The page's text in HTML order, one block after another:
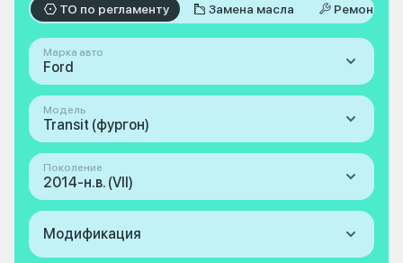
ТО по регламенту Замена масла Ремонт
Марка авто
Ford
Модель
Transit (фургон)
Поколение
2014-н.в. (VII)
Модификация